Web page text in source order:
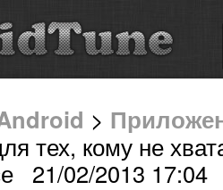
>
тех, кому не
21/02/2013 17:04